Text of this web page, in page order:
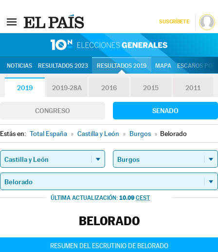
SUSCRÍBETE
NOTICIAS RESULTADOS 2023 RESULTADOS 2019 MAPA ESCAÑOS
2019 2019-28A 2016 2015 2011
CONGRESO SENADO
Estás en: Total España » Castilla y León » Burgos » Belorado
ÚLTIMA ACTUALIZACIÓN: 10.09 CEST
BELORADO
RESUMEN DEL ESCRUTINIO DE BELORADO